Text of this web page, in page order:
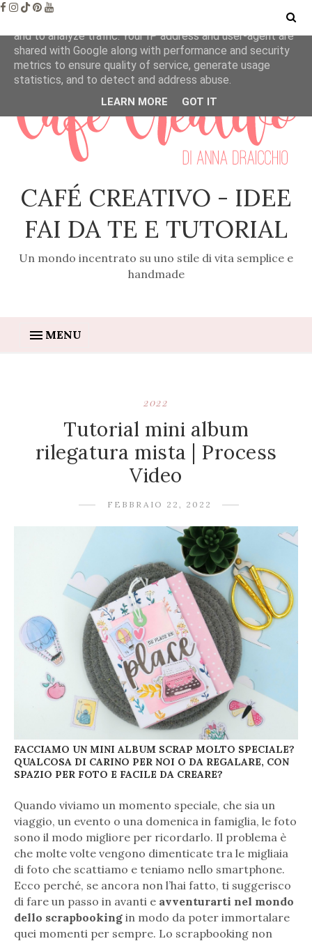
CAFÉ CREATIVO - IDEE
FAI DA TE E TUTORIAL
Un mondo incentrato su uno stile di vita semplice e
handmade
MENU
2022
Tutorial mini album
rilegatura mista | Process
Video
FEBBRAIO 22, 2022
FACCIAMO UN MINI ALBUM SCRAP MOLTO SPECIALE?
QUALCOSA DI CARINO PER NOI O DA REGALARE, CON
SPAZIO PER FOTO E FACILE DA CREARE?
Quando viviamo un momento speciale, che sia un
viaggio, un evento o una domenica in famiglia, le foto
sono il modo migliore per ricordarlo. Il problema è
che molte volte vengono dimenticate tra le migliaia
di foto che scattiamo e teniamo nello smartphone.
Ecco perché, se ancora non l’hai fatto, ti suggerisco
di fare un passo in avanti e avventurarti nel mondo
dello scrapbooking in modo da poter immortalare
quei momenti per sempre. Lo scrapbooking non
This site uses cookies from Google to deliver its services
and to analyze traffic. Your IP address and user-agent are
shared with Google along with performance and security
metrics to ensure quality of service, generate usage
statistics, and to detect and address abuse.
LEARN MORE GOT IT